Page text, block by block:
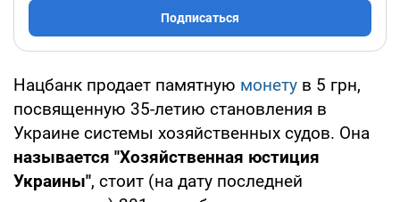
Подписаться
Нацбанк продает памятную монету в 5 грн,
посвященную 35-летию становления в
Украине системы хозяйственных судов. Она
называется "Хозяйственная юстиция
Украины", стоит (на дату последней